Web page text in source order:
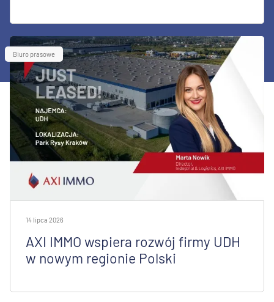
Biuro prasowe
14 lipca 2026
AXI IMMO wspiera rozwój firmy UDH
w nowym regionie Polski